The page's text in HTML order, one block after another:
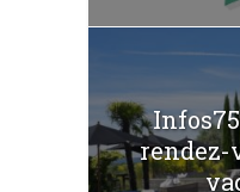
rendez-